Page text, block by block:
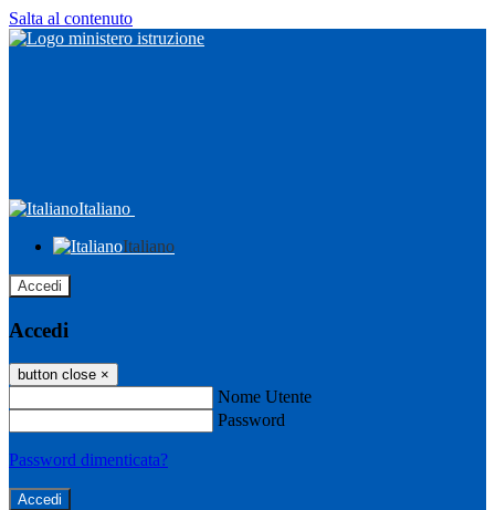
Salta al contenuto
Italiano
Italiano
Accedi
Accedi
button close ×
Nome Utente
Password
Password dimenticata?